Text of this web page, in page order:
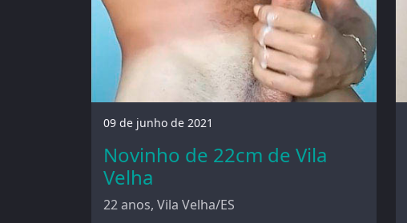
09 de junho de 2021
Novinho de 22cm de Vila
Velha
22 anos, Vila Velha/ES